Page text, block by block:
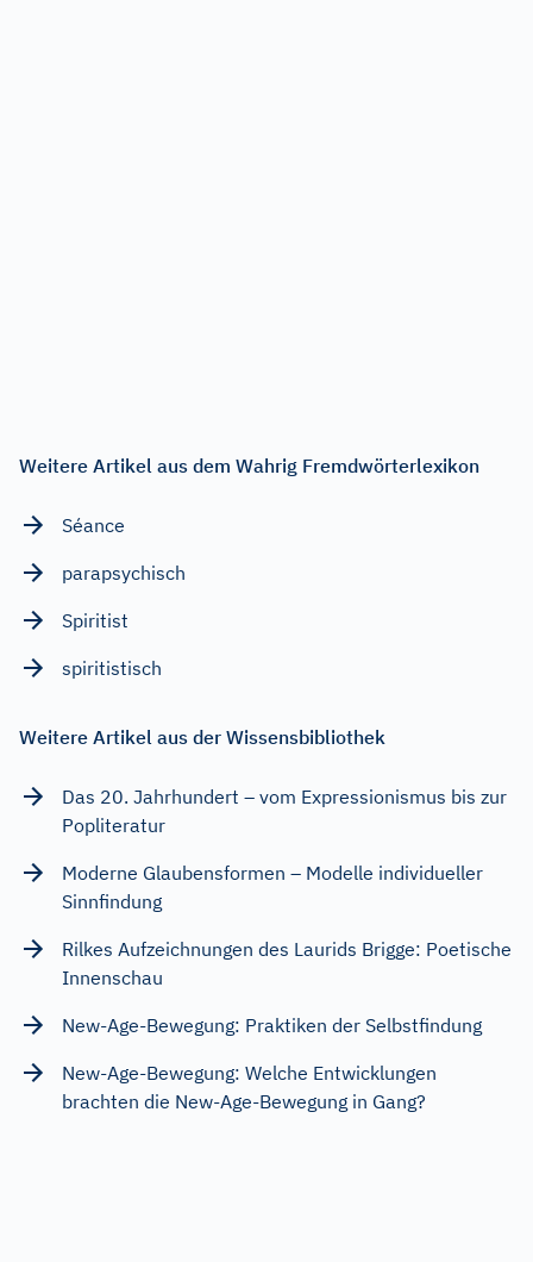
Weitere Artikel aus dem Wahrig Fremdwörterlexikon
Séance
parapsychisch
Spiritist
spiritistisch
Weitere Artikel aus der Wissensbibliothek
Das 20. Jahrhundert – vom Expressionismus bis zur
Popliteratur
Moderne Glaubensformen – Modelle individueller
Sinnfindung
Rilkes Aufzeichnungen des Laurids Brigge: Poetische
Innenschau
New-Age-Bewegung: Praktiken der Selbstfindung
New-Age-Bewegung: Welche Entwicklungen
brachten die New-Age-Bewegung in Gang?